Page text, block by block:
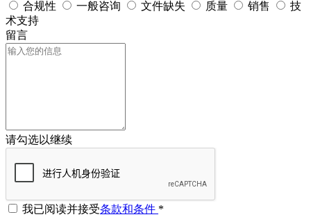
合规性
一般咨询 文件缺失 质量 销售
技
术支持
留言
请勾选以继续
我已阅读并接受条款和条件 *